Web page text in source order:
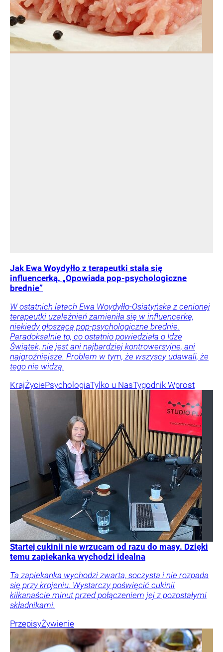
Jak Ewa Woydyłło z terapeutki stała się
influencerką. „Opowiada pop-psychologiczne
brednie”
W ostatnich latach Ewa Woydyłło-Osiatyńska z cenionej
terapeutki uzależnień zamieniła się w influencerkę,
niekiedy głoszącą pop-psychologiczne brednie.
Paradoksalnie to, co ostatnio powiedziała o Idze
Świątek, nie jest ani najbardziej kontrowersyjne, ani
najgroźniejsze. Problem w tym, że wszyscy udawali, że
tego nie widzą.
KrajŻyciePsychologiaTylko u NasTygodnik Wprost
Startej cukinii nie wrzucam od razu do masy. Dzięki
temu zapiekanka wychodzi idealna
Ta zapiekanka wychodzi zwarta, soczysta i nie rozpada
się przy krojeniu. Wystarczy poświęcić cukinii
kilkanaście minut przed połączeniem jej z pozostałymi
składnikami.
PrzepisyŻywienie